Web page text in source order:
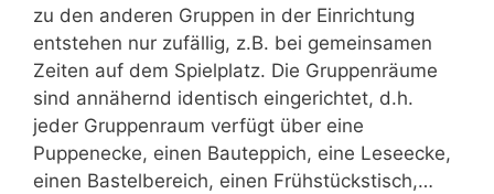
zu den anderen Gruppen in der Einrichtung
entstehen nur zufällig, z.B. bei gemeinsamen
Zeiten auf dem Spielplatz. Die Gruppenräume
sind annähernd identisch eingerichtet, d.h.
jeder Gruppenraum verfügt über eine
Puppenecke, einen Bauteppich, eine Leseecke,
einen Bastelbereich, einen Frühstückstisch,…